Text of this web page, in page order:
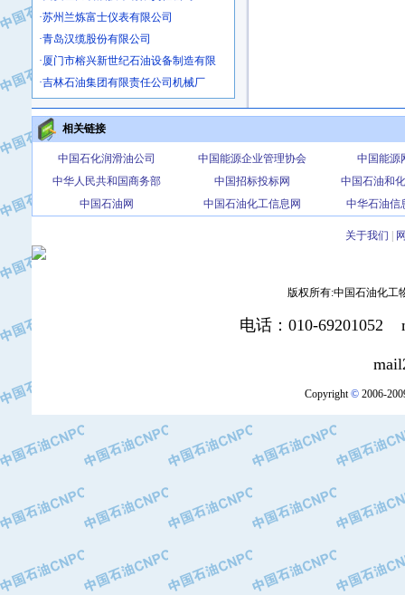
·苏州兰炼富士仪表有限公司
·青岛汉缆股份有限公司
·厦门市榕兴新世纪石油设备制造有限
·吉林石油集团有限责任公司机械厂
·大港油田集团中成机械制造有限公司
·承德司达石油装备开发公司
·大港油田集团中成机械制造有限公司
·四川明星电缆有限公司
·中国石油大庆石油化工总厂
·北京三盈联合石油技术有限公司
·北京长空工业有限公司
·河北保定天威集团特变电气有限公司
·中国石油抚顺石化公司
·中国石油辽阳石油化纤公司
·中国石油兰州石油化工公司
·大庆油田飞马有限公司
·大庆油田有限责任公司
·中国石油辽河油田分公司
·中国石油华北油田公司
相关链接
中国石化润滑油公司 中国能源企业管理协会
中国能源
中华人民共和国商务部
中国招标投标网
中国石油和
中国石油网
中国石油化工信息网 中华石油信
关于我们
版权所有:中国石油化工
电话：010-69201052
Copyright©2006-